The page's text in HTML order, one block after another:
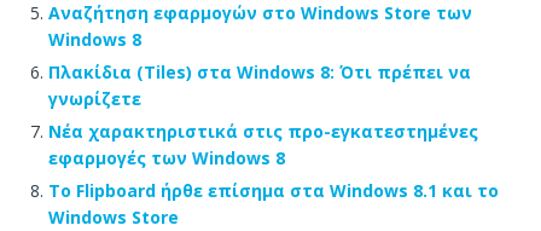
Αναζήτηση εφαρμογών στο Windows Store των
Windows 8
Πλακίδια (Tiles) στα Windows 8: Ότι πρέπει να
γνωρίζετε
Νέα χαρακτηριστικά στις προ-εγκατεστημένες
εφαρμογές των Windows 8
Το Flipboard ήρθε επίσημα στα Windows 8.1 και το
Windows Store